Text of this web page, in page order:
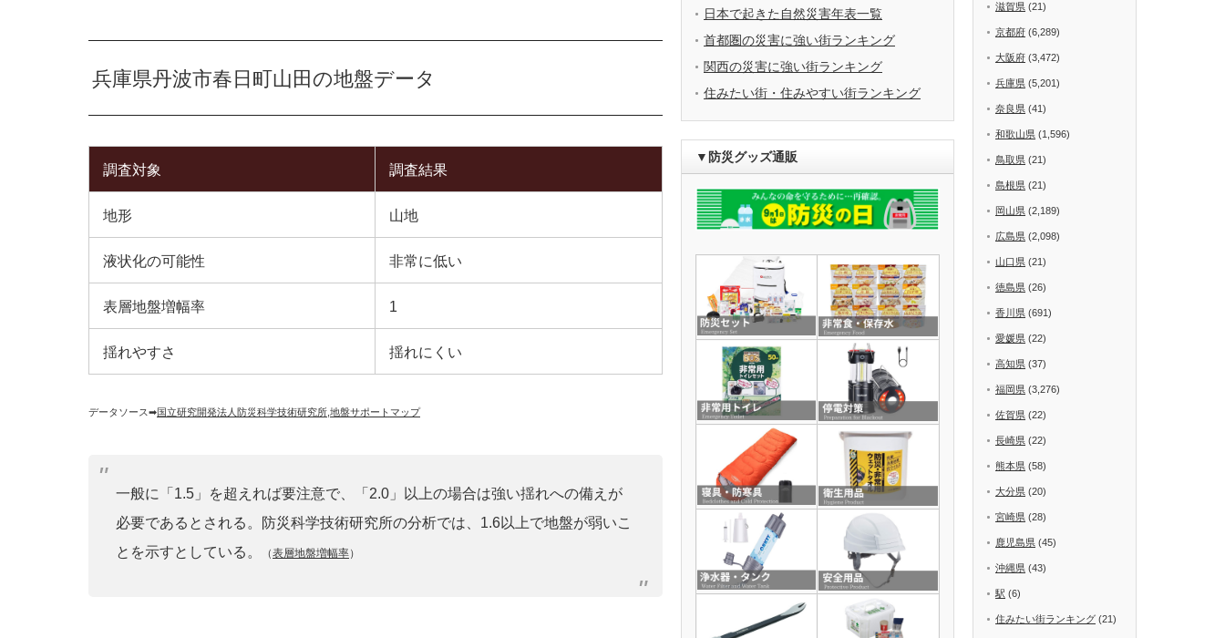
兵庫県丹波市春日町山田の地盤データ
調査対象 調査結果
地形 山地
液状化の可能性 非常に低い
表層地盤増幅率 1
揺れやすさ 揺れにくい
データソース➡︎国立研究開発法人防災科学技術研究所 地盤サポートマップ
一般に「1.5」を超えれば要注意で、「2.0」以上の場合は強い揺れへの備えが
必要であるとされる。防災科学技術研究所の分析では、1.6以上で地盤が弱いこ
とを示すとしている。
（表層地盤増幅率）
日本で起きた自然災害年表一覧
首都圏の災害に強い街ランキング
関西の災害に強い街ランキング
住みたい街・住みやすい街ランキング
▼防災グッズ通販
滋賀県 (21)
京都府 (6,289)
大阪府 (3,472)
兵庫県 (5,201)
奈良県 (41)
和歌山県 (1,596)
鳥取県 (21)
島根県 (21)
岡山県 (2,189)
広島県 (2,098)
山口県 (21)
徳島県 (26)
香川県 (691)
愛媛県 (22)
高知県 (37)
福岡県 (3,276)
佐賀県 (22)
長崎県 (22)
熊本県 (58)
大分県 (20)
宮崎県 (28)
鹿児島県 (45)
沖縄県 (43)
駅 (6)
住みたい街ランキング (21)